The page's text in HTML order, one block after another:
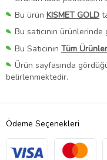
Bu ürün KISMET GOLD
Bu satıcının
Bu Satıcının Tüm
Ürün sayfasında
belirlenmektedir.
Ödeme Seçenekleri